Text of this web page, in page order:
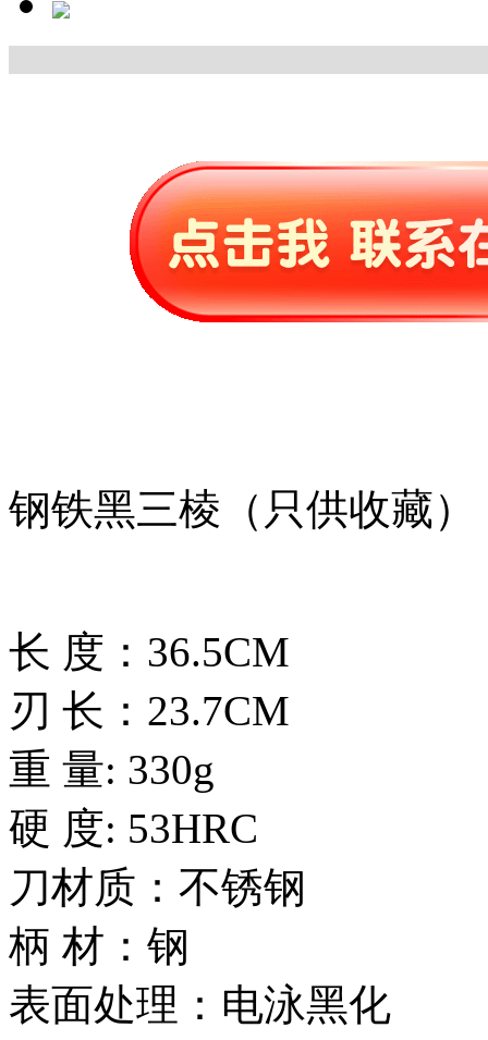
钢铁黑三棱（只供收藏）
长 度：36.5CM
刃 长：23.7CM
重 量: 330g
硬 度: 53HRC
刀材质：不锈钢
柄 材：钢
表面处理：电泳黑化